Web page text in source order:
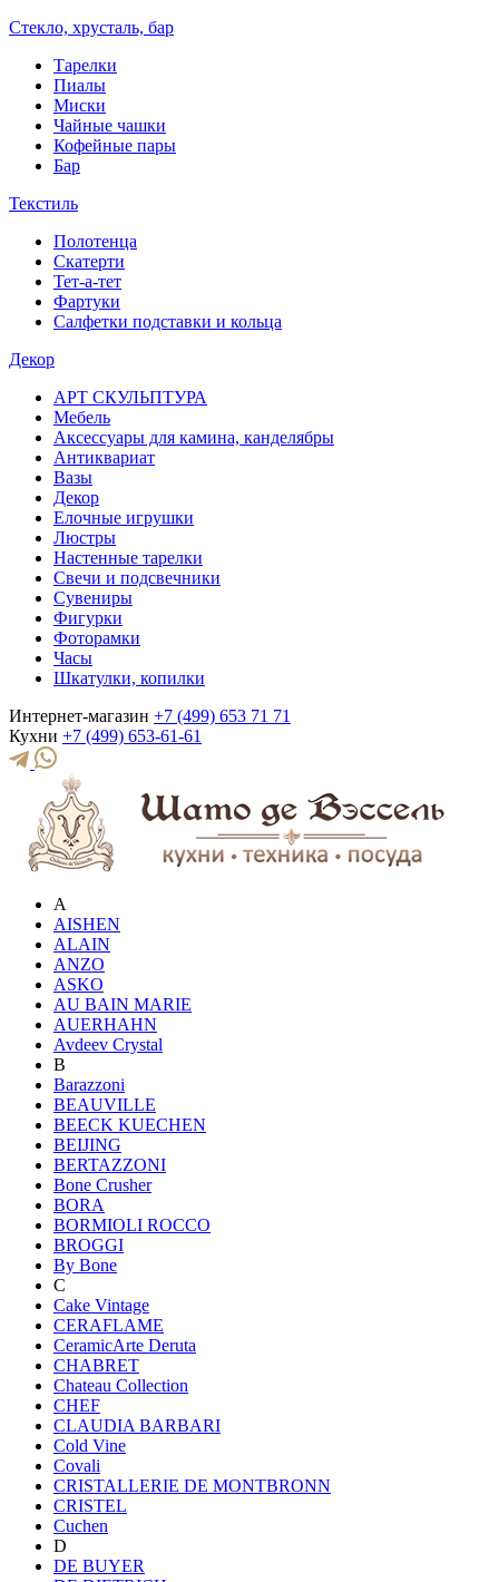
Стекло, хрусталь, бар
Тарелки
Пиалы
Миски
Чайные чашки
Кофейные пары
Бар
Текстиль
Полотенца
Скатерти
Тет-а-тет
Фартуки
Салфетки подставки и кольца
Декор
АРТ СКУЛЬПТУРА
Мебель
Аксессуары для камина, канделябры
Антиквариат
Вазы
Декор
Елочные игрушки
Люстры
Настенные тарелки
Свечи и подсвечники
Сувениры
Фигурки
Фоторамки
Часы
Шкатулки, копилки
Интернет-магазин +7 (499) 653 71 71
Кухни +7 (499) 653-61-61
A
AISHEN
ALAIN
ANZO
ASKO
AU BAIN MARIE
AUERHAHN
Avdeev Crystal
B
Barazzoni
BEAUVILLE
BEECK KUECHEN
BEIJING
BERTAZZONI
Bone Crusher
BORA
BORMIOLI ROCCO
BROGGI
By Bone
C
Cake Vintage
CERAFLAME
CeramicArte Deruta
CHABRET
Chateau Collection
CHEF
CLAUDIA BARBARI
Cold Vine
Covali
CRISTALLERIE DE MONTBRONN
CRISTEL
Cuchen
D
DE BUYER